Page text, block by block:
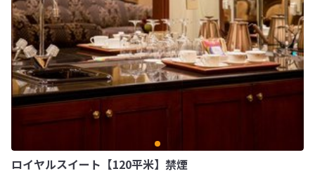
ロイヤルスイート【120平米】禁煙